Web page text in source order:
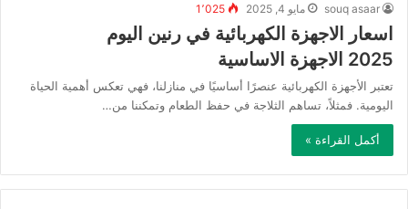
souq asaar مايو 4, 2025 1٬025
اسعار الاجهزة الكهربائية في رنين اليوم
2025 الاجهزة الاساسية
تعتبر الأجهزة الكهربائية عنصرًا أساسيًا في منازلنا، فهي تعكس أهمية الحياة
اليومية. فمثلاً، تساهم الثلاجة في حفظ الطعام وتمكننا من…
أكمل القراءة »